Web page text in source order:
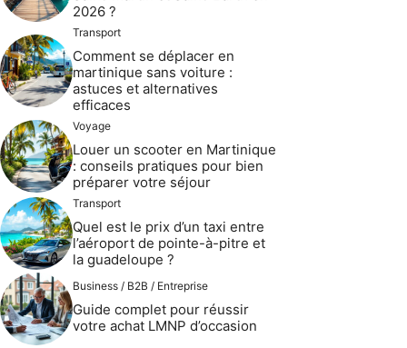
2026 ?
Transport
Comment se déplacer en
martinique sans voiture :
astuces et alternatives
efficaces
Voyage
Louer un scooter en Martinique
: conseils pratiques pour bien
préparer votre séjour
Transport
Quel est le prix d’un taxi entre
l’aéroport de pointe-à-pitre et
la guadeloupe ?
Business / B2B / Entreprise
Guide complet pour réussir
votre achat LMNP d’occasion